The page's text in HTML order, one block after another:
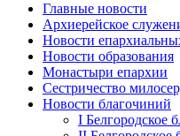
Главные новости
Архиерейское
Новости
Новости образования
Монастыри епархии
Сестричество
Новости благочиний
I Белгородское